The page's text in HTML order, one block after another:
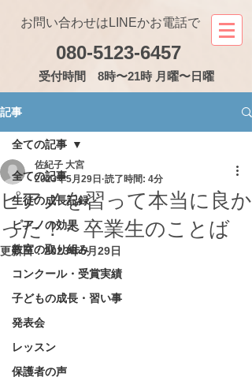
080-5123-6457
お問い合わせはLINEかお電話で
受付時間 8時〜21時 月曜〜日曜
記事
全ての記事
生徒の成長記録
ピアノの効果
教室の取り組み
コンクール・受賞実績
子どもの成長・習い事
発表会
レッスン
保護者の声
全ての記事
ピアノを習って本当に良か
った！～卒業生のことば
佐紀子 大宮
2023年5月29日 読了時間: 4分
更新日：2023年5月29日